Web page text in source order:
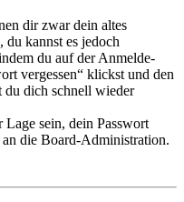
dir zwar dein altes
kannst es jedoch
du auf der Anmelde-
vergessen“ klickst und den
du dich schnell wieder
sein, dein Passwort
die Board-Administration.